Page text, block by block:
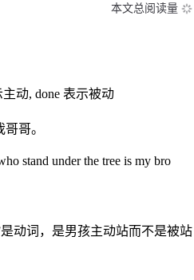
本文总阅读量
动, done 表示被动
哥。
stand under the tree is my bro
动词，是男孩主动站而不是被